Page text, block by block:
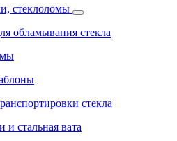
стеклоломы
обламывания стекла
стекла
и стальная вата